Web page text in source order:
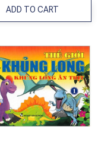
ADD TO CART